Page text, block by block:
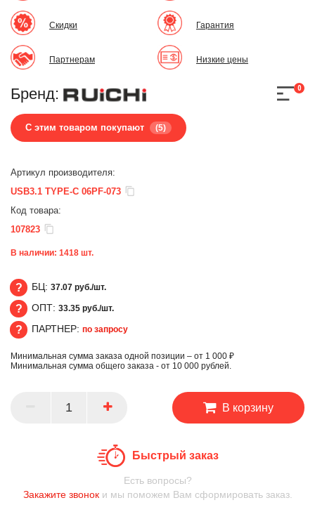
Скидки
Партнерам
Гарантия
Низкие цены
Бренд:
С этим товаром покупают (5)
0
Артикул производителя:
USB3.1 TYPE-C 06PF-073
Код товара:
107823
В наличии: 1418 шт.
БЦ
БЦ: 37.07 руб./шт.
ОПТ
ОПТ: 33.35 руб./шт.
ПАРТНЕР
ПАРТНЕР: по запросу
Минимальная сумма заказа одной позиции – от 1 000 ₽
Минимальная сумма общего заказа - от 10 000 рублей.
В корзину
Быстрый заказ
Есть вопросы?
Закажите звоноки мы поможем Вам сформировать заказ.